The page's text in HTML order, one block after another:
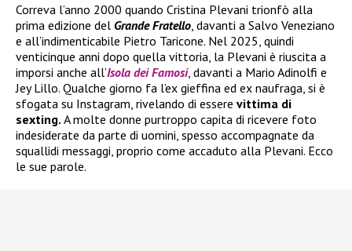
Correva l’anno 2000 quando Cristina Plevani trionfò alla
prima edizione del Grande Fratello , davanti a Salvo Veneziano
e all’indimenticabile Pietro Taricone. Nel 2025, quindi
venticinque anni dopo quella vittoria, la Plevani è riuscita a
imporsi anche all’Isola dei Famosi, davanti a Mario Adinolfi e
Jey Lillo. Qualche giorno fa l’ex gieffina ed ex naufraga, si è
sfogata su Instagram, rivelando di essere vittima di
sexting. A molte donne purtroppo capita di ricevere foto
indesiderate da parte di uomini, spesso accompagnate da
squallidi messaggi, proprio come accaduto alla Plevani. Ecco
le sue parole.